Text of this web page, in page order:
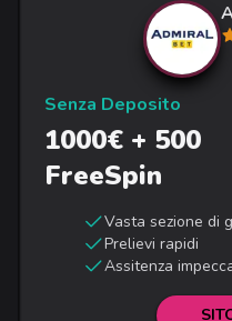
Senza Deposito
1000€ + 500
FreeSpin
Vasta sezione di
Prelievi rapidi
Assitenza